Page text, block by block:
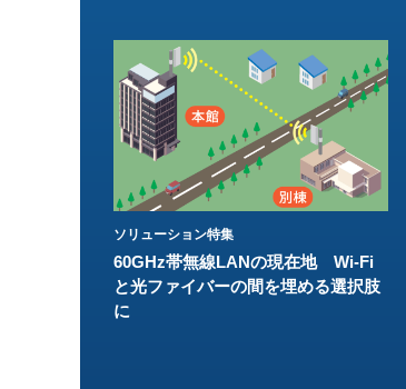
ソリューション特集
60GHz帯無線LANの現在地 Wi-Fi
と光ファイバーの間を埋める選択肢
に